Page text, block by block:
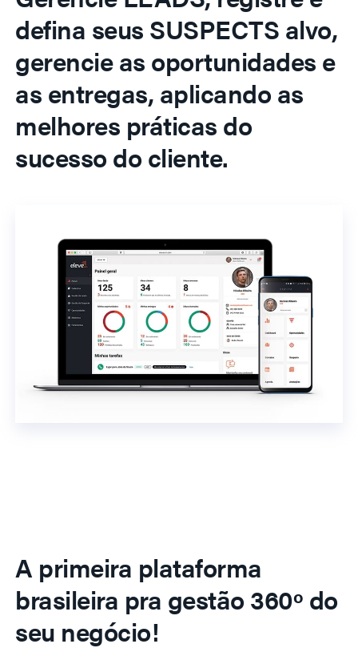
defina seus SUSPECTS alvo,
gerencie as oportunidades e
as entregas, aplicando as
melhores práticas do
sucesso do cliente.
A primeira plataforma
brasileira pra gestão 360º do
seu negócio!